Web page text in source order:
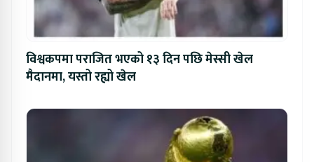
विश्वकपमा पराजित भएको १३ दिन पछि मेस्सी खेल
मैदानमा, यस्तो रह्यो खेल